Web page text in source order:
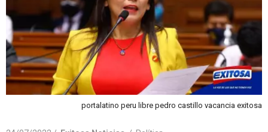
portalatino peru libre pedro castillo vacancia exitosa